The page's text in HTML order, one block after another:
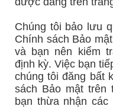
Chúng tôi bảo lưu
Chính sách Bảo
và bạn nên kiểm
định kỳ. Việc bạn
chúng tôi đăng bất
sách Bảo mật trên
bạn thừa nhận